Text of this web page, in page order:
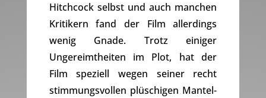
Hitchcock selbst und auch manchen
Kritikern fand der Film allerdings
wenig Gnade. Trotz einiger
Ungereimtheiten im Plot, hat der
Film speziell wegen seiner recht
stimmungsvollen plüschigen Mantel-